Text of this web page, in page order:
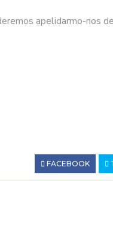
apelidarmo-nos
FACEBOOK